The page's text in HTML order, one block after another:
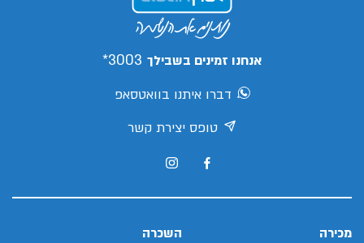
אנחנו זמינים בשבילך 3003*
דברו איתנו בוואטסאפ
טופס יצירת קשר
מכירה השכרה